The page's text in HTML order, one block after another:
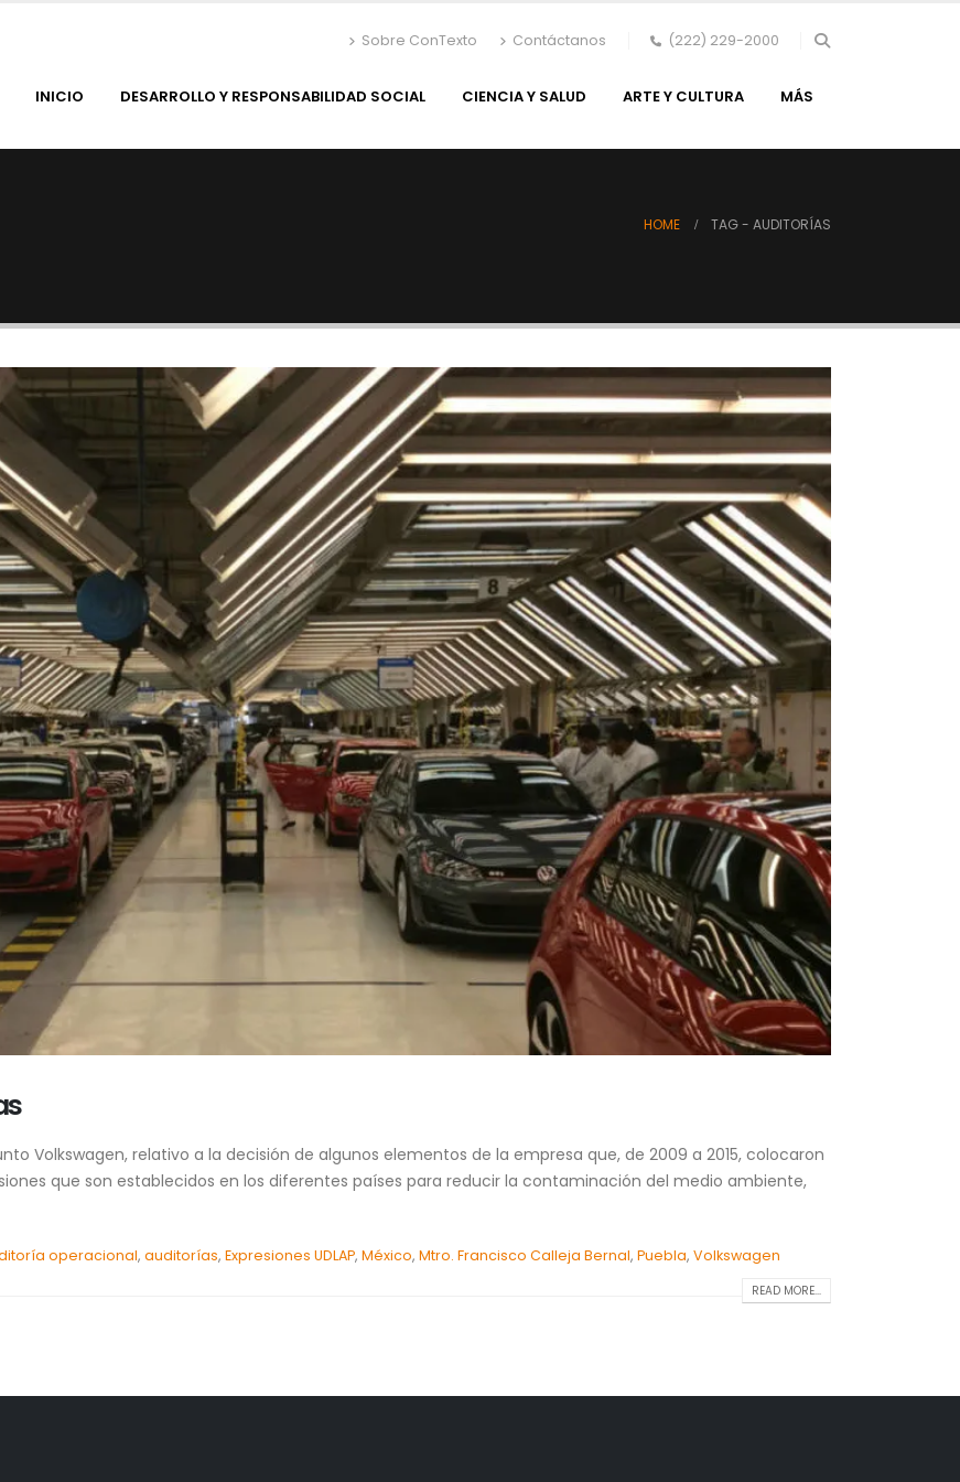
Sobre ConTexto Contáctanos (222) 229-2000
INICIO DESARROLLO Y RESPONSABILIDAD SOCIAL CIENCIA Y SALUD ARTE Y CULTURA MÁS
HOME TAG - AUDITORÍAS
Volkswagen, relativo a la decisión de algunos elementos de la empresa que, de 2009 a 2015, colocaron
que son establecidos en los diferentes países para reducir la contaminación del medio ambiente,
operacional,auditorías,Expresiones UDLAP,México,Mtro. Francisco Calleja Bernal,Puebla,Volkswagen
READ MORE...